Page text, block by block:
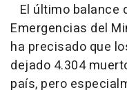
El último balance
Emergencias del
ha precisado que
dejado 4.304
país, pero